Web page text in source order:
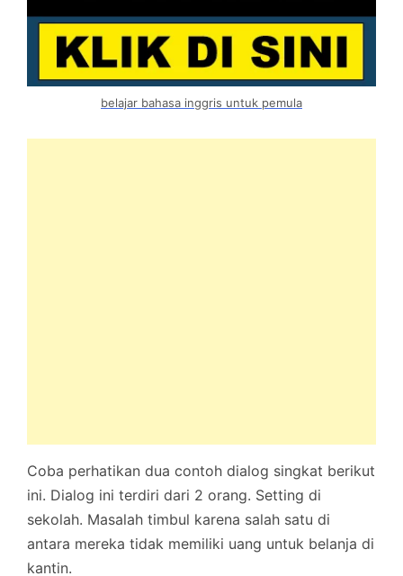
belajar bahasa inggris untuk pemula
Coba perhatikan dua contoh dialog singkat berikut
ini. Dialog ini terdiri dari 2 orang. Setting di
sekolah. Masalah timbul karena salah satu di
antara mereka tidak memiliki uang untuk belanja di
kantin.